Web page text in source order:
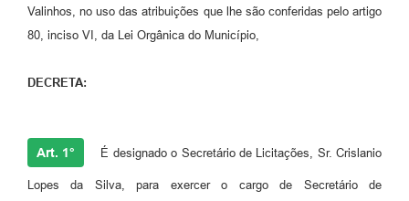
Projetos
Editais
Serviços Online
Telefones Úteis
Valinhos, no uso das atribuições que lhe são conferidas pelo artigo
80, inciso VI, da Lei Orgânica do Município,
DECRETA:
Art. 1° É designado o Secretário de Licitações, Sr. Crislanio
Lopes da Silva, para exercer o cargo de Secretário de